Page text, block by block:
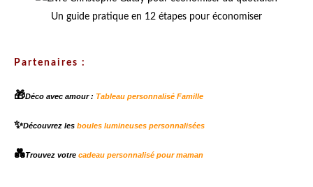
Un guide pratique en 12 étapes pour économiser
Partenaires :
🎁Déco avec amour : Tableau personnalisé Famille
✨Découvrez les boules lumineuses personnalisées
💑Trouvez votre cadeau personnalisé pour maman